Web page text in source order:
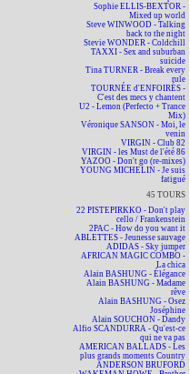
Sophie ELLIS-BEXTOR -
Mixed up world
Steve WINWOOD - Talking
back to the night
Stevie WONDER - Coldchill
TAXXI - Sex and suburban
suicide
Tina TURNER - Break every
rule
TOURNÉE d'ENFOIRÉS -
C'est des mecs y chantent
U2 - Lemon (Perfecto + Trance
Mix)
Véronique SANSON - Moi, le
venin
VIRGIN - Club 82
VIRGIN - les Must de l'été 86
YAZOO - Don't go (re-mixes)
YOUNG MICHELIN - Je suis
fatigué
45 TOURS
22 PISTEPIRKKO - Don't play
cello / Frankenstein
2PAC - How do you want it
ABLETTES - Jeunesse sauvage
ADIDAS - Sky jumper
AFRICAN MAGIC COMBO -
La chica
Alain BASHUNG - Élégance
Alain BASHUNG - Madame
rêve
Alain BASHUNG - Osez
Joséphine
Alain SOUCHON - Dandy
Alfio SCANDURRA - Qu'est-ce
qui ne va pas
AMERICAN BALLADS - Les
plus grands moments Country
ANDERSON BRUFORD